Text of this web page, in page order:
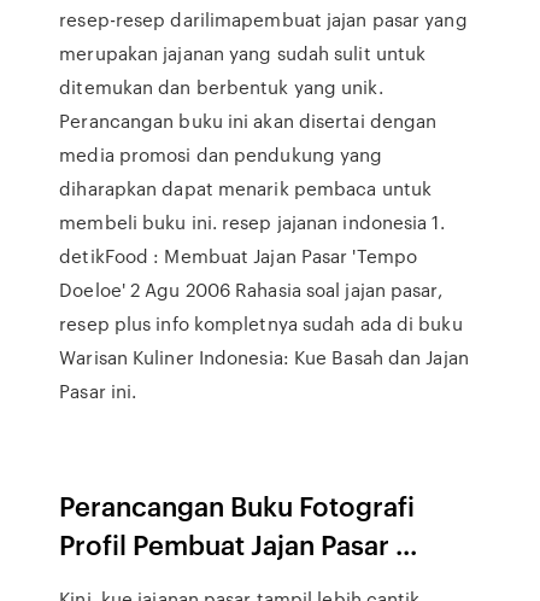
resep-resep darilimapembuat jajan pasar yang
merupakan jajanan yang sudah sulit untuk
ditemukan dan berbentuk yang unik.
Perancangan buku ini akan disertai dengan
media promosi dan pendukung yang
diharapkan dapat menarik pembaca untuk
membeli buku ini. resep jajanan indonesia 1.
detikFood : Membuat Jajan Pasar 'Tempo
Doeloe' 2 Agu 2006 Rahasia soal jajan pasar,
resep plus info kompletnya sudah ada di buku
Warisan Kuliner Indonesia: Kue Basah dan Jajan
Pasar ini.
Perancangan Buku Fotografi
Profil Pembuat Jajan Pasar ...